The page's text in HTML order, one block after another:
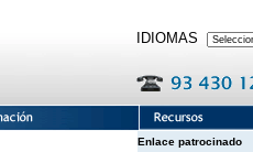
IDIOMAS
Enlace patrocinado